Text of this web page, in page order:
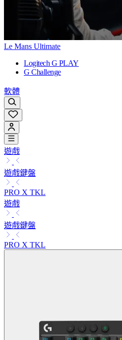
Le Mans Ultimate
Logitech G PLAY
G Challenge
軟體
遊戲
遊戲鍵盤
PRO X TKL
遊戲
遊戲鍵盤
PRO X TKL